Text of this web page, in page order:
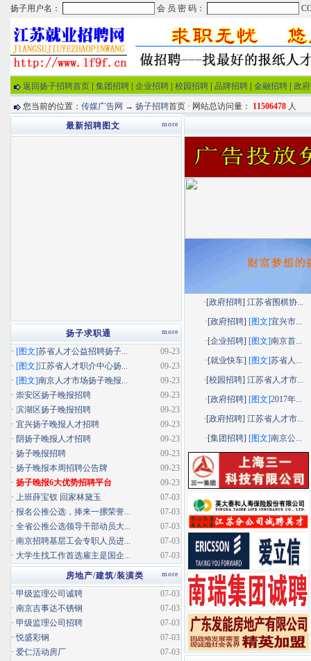
返回扬子招聘首页 集团招聘 企业招聘 校园招聘 品牌招聘 金融招聘 政
您当前的位置： 传媒广告网 → 扬子招聘首页 · 网站总访问量： 11506478 人
·[政府招聘]江苏省围棋协...
·[政府招聘] [图文]宜兴市...
·[企业招聘] [图文]南京首...
·[就业快车] [图文]苏省人...
·[校园招聘]江苏省人才市...
·[政府招聘] [图文]2017年...
·[政府招聘]江苏省人才市...
·[集团招聘] [图文]南京公...
more
最新招聘图文
more
扬子求职通
09-23
· [图文]苏省人才公益招聘扬子...
09-23
· [图文]江苏省人才职介中心扬...
09-23
· [图文]南京人才市场扬子晚报...
09-23
· 崇安区扬子晚报招聘
09-23
· 滨湖区扬子晚报招聘
09-23
· 宜兴扬子晚报人才招聘
09-23
· 阴扬子晚报人才招聘
09-23
· 扬子晚报招聘
09-23
· 扬子晚报本周招聘公告牌
09-23
· 扬子晚报6大优势招聘平台
07-03
· 上班薛宝钗 回家林黛玉
07-03
· 报名公推公选，捧来一摞荣誉...
07-03
· 全省公推公选领导干部动员大...
07-03
· 南京招聘基层工会专职人员进...
07-03
· 大学生找工作首选雇主是国企...
more
房地产/建筑/装潢类
07-03
· 甲级监理公司诚聘
07-03
· 南京吉事达不锈钢
07-03
· 甲级监理公司招聘
07-03
·悦盛彩钢
07-03
· 爱仁活动房厂